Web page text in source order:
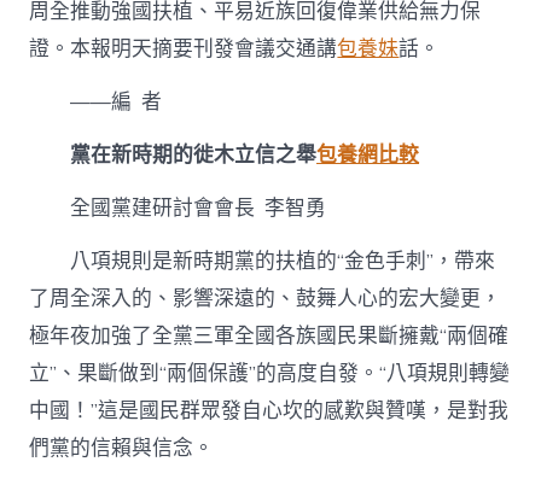
包
養
規
則
成
效
和
經
歷
交
通
周全推動強國扶植、平易近族回復偉業供給無力保
證。本報明天摘要刊發會議交通講包養妹話。
——編 者
黨在新時期的徙木立信之舉包養網比較
全國黨建研討會會長 李智勇
八項規則是新時期黨的扶植的“金色手刺”，帶來
了周全深入的、影響深遠的、鼓舞人心的宏大變更，
極年夜加強了全黨三軍全國各族國民果斷擁戴“兩個確
立”、果斷做到“兩個保護”的高度自發。“八項規則轉變
中國！”這是國民群眾發自心坎的感歎與贊嘆，是對我
們黨的信賴與信念。